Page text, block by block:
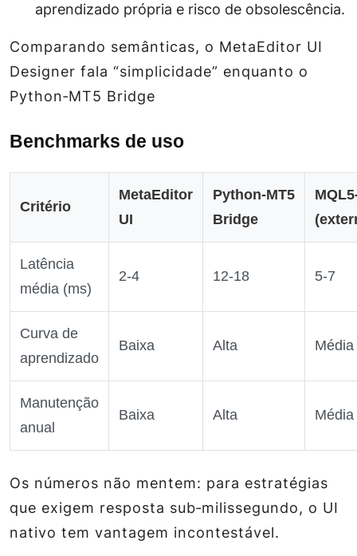
aprendizado própria e risco de obsolescência.
Comparando semânticas, o MetaEditor UI
Designer fala “simplicidade” enquanto o
Python‑MT5 Bridge
Benchmarks de uso
Critério
MetaEditor
UI
Python‑MT5
Bridge
Latência
média (ms)
2‑4 12‑18 5‑7
Curva de
aprendizado
Baixa Alta Média
Manutenção
anual
Baixa Alta Média
Os números não mentem: para estratégias
que exigem resposta sub‑milissegundo, o UI
nativo tem vantagem incontestável.